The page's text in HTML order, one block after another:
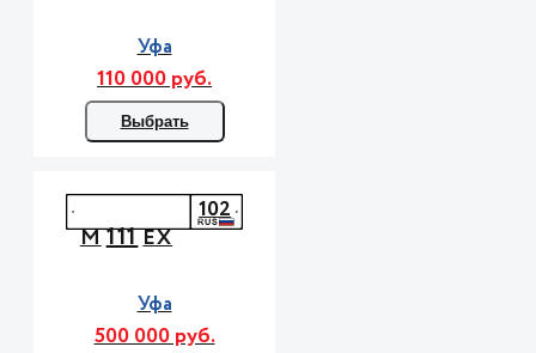
Уфа
110 000 руб.
Выбрать
М111ЕХ
102
Уфа
500 000 руб.